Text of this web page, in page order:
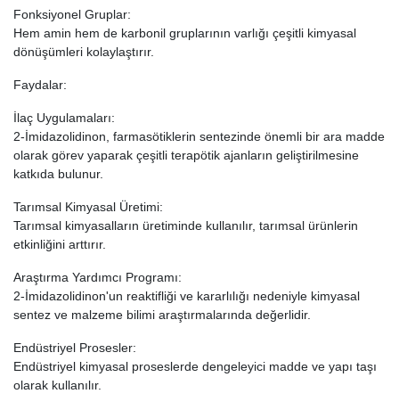
Fonksiyonel Gruplar:
Hem amin hem de karbonil gruplarının varlığı çeşitli kimyasal
dönüşümleri kolaylaştırır.
Faydalar:
İlaç Uygulamaları:
2-İmidazolidinon, farmasötiklerin sentezinde önemli bir ara madde
olarak görev yaparak çeşitli terapötik ajanların geliştirilmesine
katkıda bulunur.
Tarımsal Kimyasal Üretimi:
Tarımsal kimyasalların üretiminde kullanılır, tarımsal ürünlerin
etkinliğini arttırır.
Araştırma Yardımcı Programı:
2-İmidazolidinon'un reaktifliği ve kararlılığı nedeniyle kimyasal
sentez ve malzeme bilimi araştırmalarında değerlidir.
Endüstriyel Prosesler:
Endüstriyel kimyasal proseslerde dengeleyici madde ve yapı taşı
olarak kullanılır.